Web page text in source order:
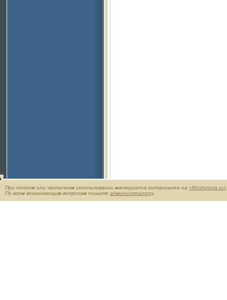
При полном или частичном использовании материалов гиперссылка на «Reshetoria.ru»
По всем возникающим вопросам пишите администратору.